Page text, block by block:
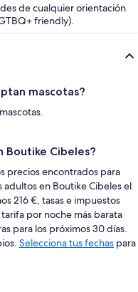
de cualquier orientación
friendly).
mascotas?
Boutike Cibeles?
precios encontrados para
adultos en Boutike Cibeles el
216 €, tasas e impuestos
por noche más barata
para los próximos 30 días.
Selecciona tus fechas para